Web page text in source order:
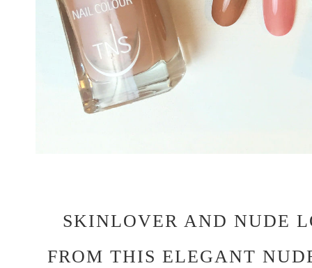
SKINLOVER AND NUDE
FROM THIS ELEGANT